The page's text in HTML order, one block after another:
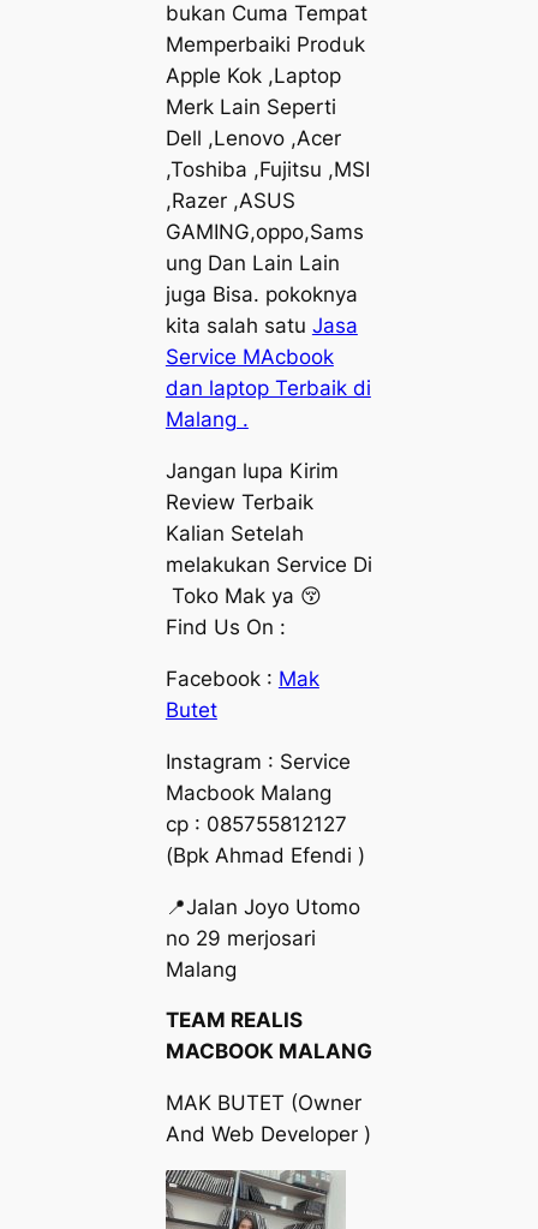
bukan Cuma Tempat
Memperbaiki Produk
Apple Kok ,Laptop
Merk Lain Seperti
Dell ,Lenovo ,Acer
,Toshiba ,Fujitsu ,MSI
,Razer ,ASUS
GAMING,oppo,Sams
ung Dan Lain Lain
juga Bisa. pokoknya
kita salah satu Jasa
Service MAcbook
dan laptop Terbaik di
Malang .
Jangan lupa Kirim
Review Terbaik
Kalian Setelah
melakukan Service Di
Toko Mak ya 😚
Find Us On :
Facebook : Mak
Butet
Instagram : Service
Macbook Malang
cp : 085755812127
(Bpk Ahmad Efendi )
📍Jalan Joyo Utomo
no 29 merjosari
Malang
TEAM REALIS
MACBOOK MALANG
MAK BUTET (Owner
And Web Developer )